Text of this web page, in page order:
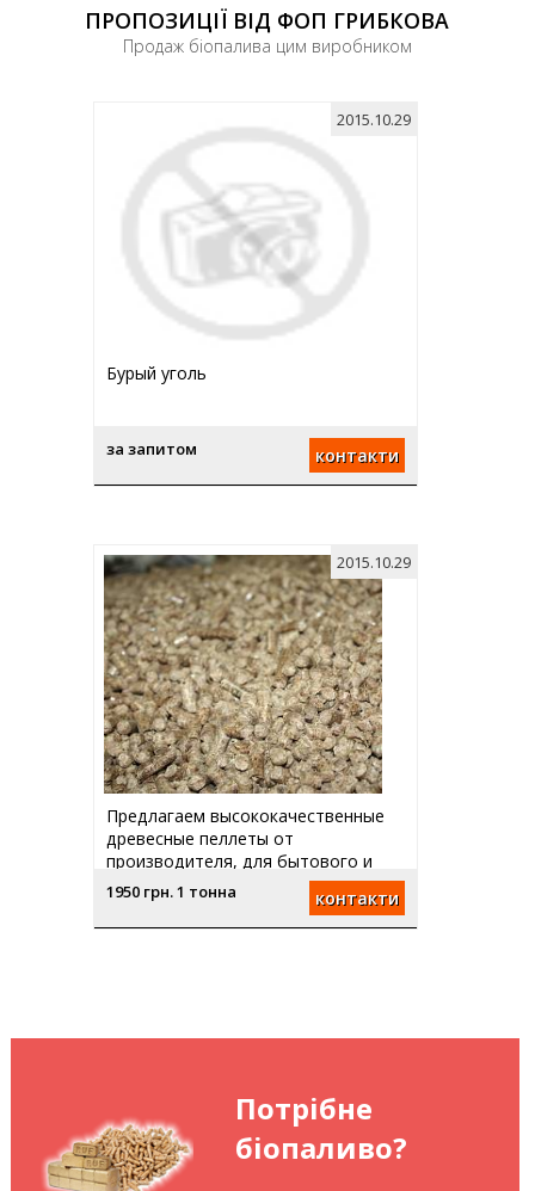
ПРОПОЗИЦІЇ ВІД ФОП ГРИБКОВА
Продаж біопалива цим виробником
Бурый уголь
за запитом контакти
2015.10.29
Предлагаем высококачественные
древесные пеллеты от
производителя, для бытового и
промышленного испол
1950 грн. 1 тонна контакти
2015.10.29
Потрібне
біопаливо?